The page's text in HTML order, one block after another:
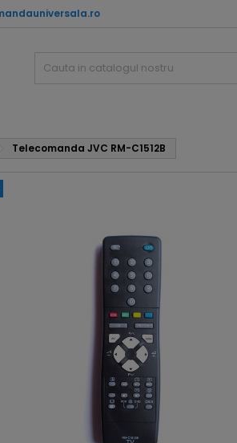
Telecomanda JVC RM-C1512B